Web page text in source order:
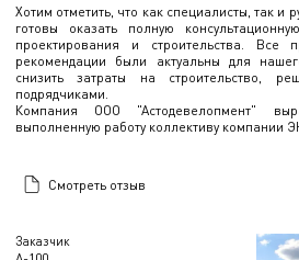
Заказчик
Хотим отметить, что как специалисты, так и
готовы оказать полную
проектирования и строительства. Все
рекомендации были актуальны для
снизить затраты на строительство,
подрядчиками.
Компания ООО "Астодевелопмент"
выполненную работу коллективу компании
Смотреть отзыв